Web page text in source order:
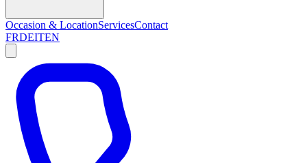
Occasion & LocationServicesContact
FRDEITEN